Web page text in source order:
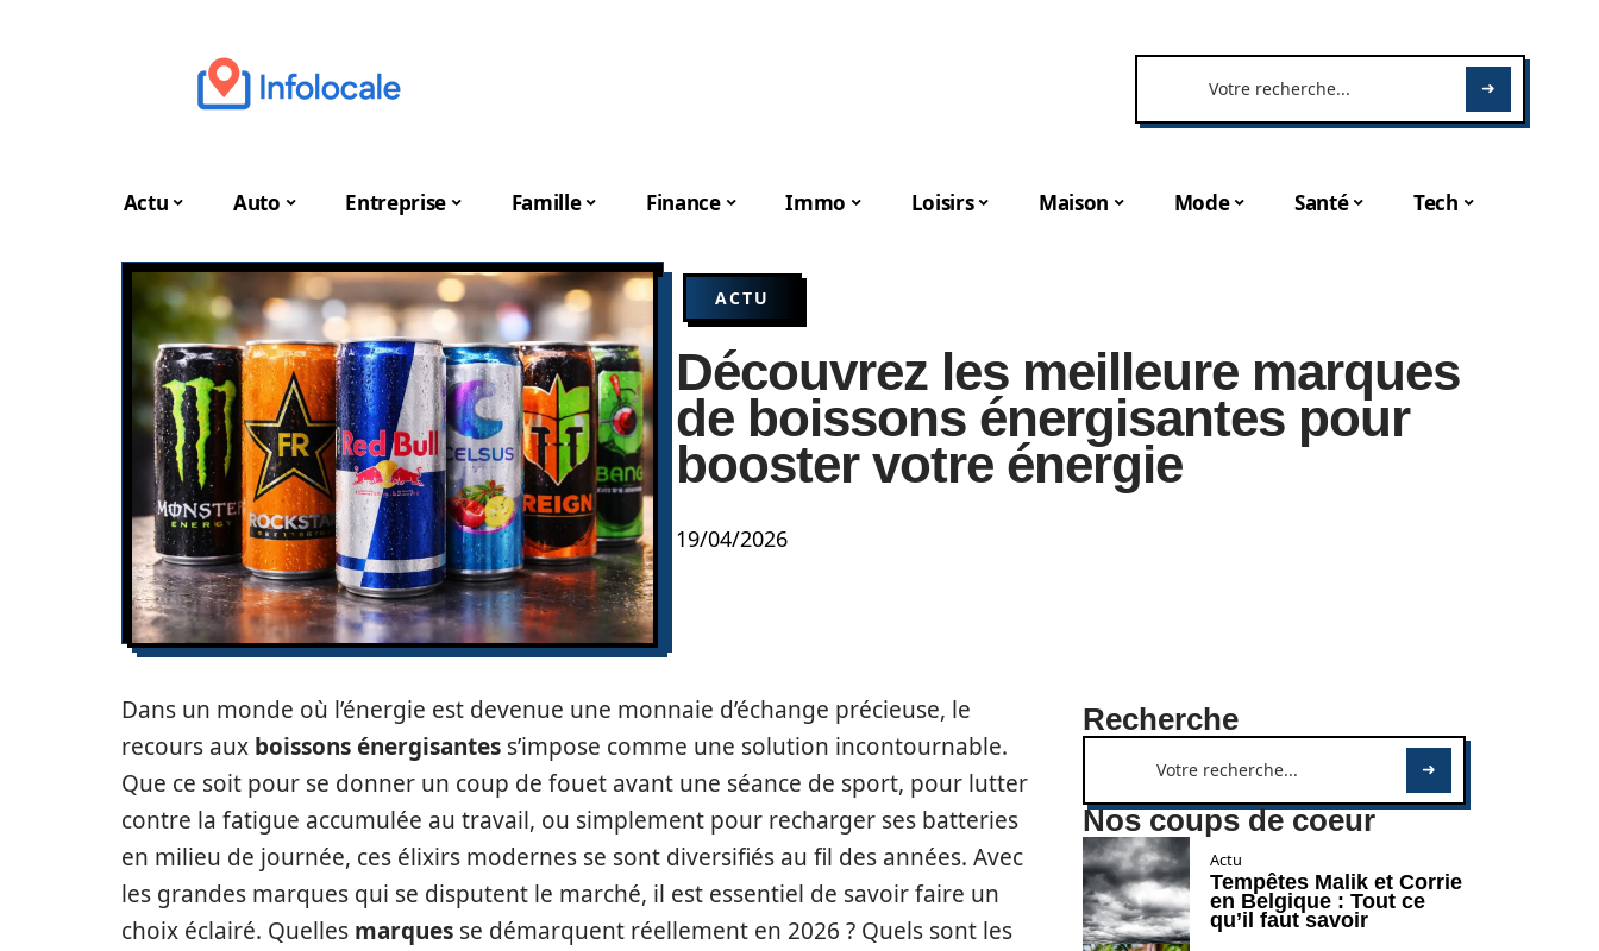
Actu Auto Entreprise Famille Finance Immo Loisirs Maison Mode Santé Tech
ACTU
Découvrez les meilleure marques
de boissons énergisantes pour
booster votre énergie
19/04/2026
Dans un monde où l’énergie est devenue une monnaie d’échange précieuse, le
recours aux boissons énergisantes s’impose comme une solution incontournable.
Que ce soit pour se donner un coup de fouet avant une séance de sport, pour lutter
contre la fatigue accumulée au travail, ou simplement pour recharger ses batteries
en milieu de journée, ces élixirs modernes se sont diversifiés au fil des années. Avec
les grandes marques qui se disputent le marché, il est essentiel de savoir faire un
choix éclairé. Quelles marques se démarquent réellement en 2026 ? Quels sont les
Recherche
Nos coups de coeur
Actu
Tempêtes Malik et Corrie
en Belgique : Tout ce
qu’il faut savoir